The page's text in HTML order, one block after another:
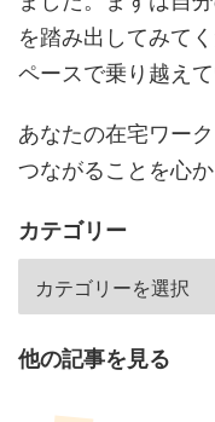
を踏み出してみて
ペースで乗り越えて
あなたの在宅ワー
つながることを心
カテゴリー
他の記事を見る